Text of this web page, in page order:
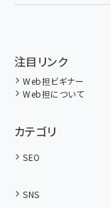
注目リンク
Web担ビギナー
Web担について
カテゴリ
SEO
SNS